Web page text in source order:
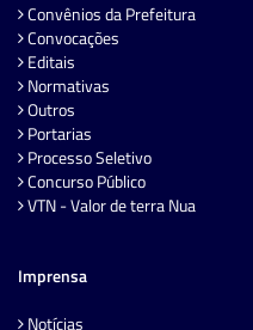
Convênios da Prefeitura
Convocações
Editais
Normativas
Outros
Portarias
Processo Seletivo
Concurso Público
VTN - Valor de terra Nua
Imprensa
Notícias